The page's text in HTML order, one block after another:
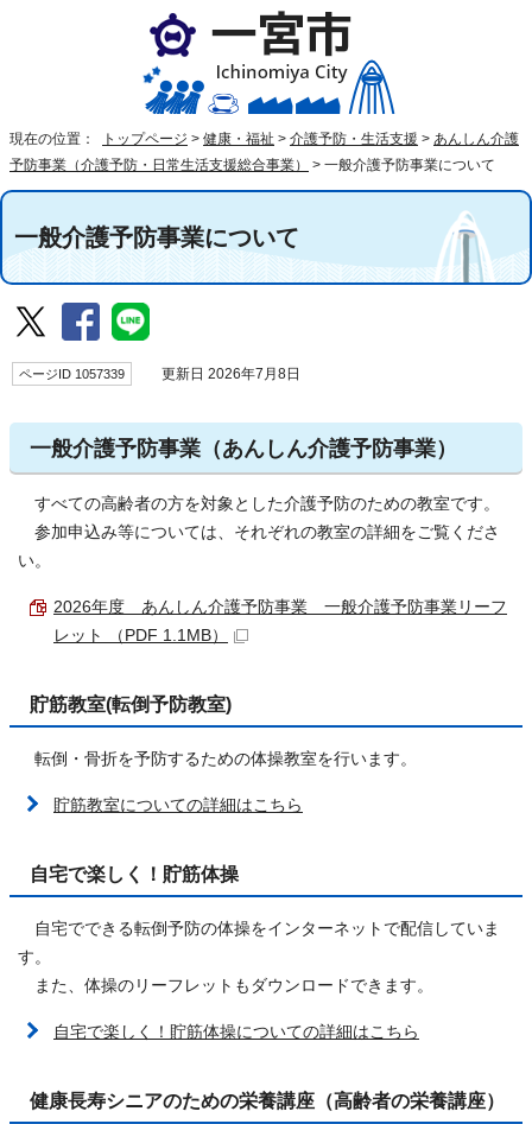
現在の位置： トップページ > 健康・福祉 > 介護予防・生活支援 > あんしん介護
予防事業（介護予防・日常生活支援総合事業）
> 一般介護予防事業について
一般介護予防事業について
ページID 1057339 更新日 2026年7月8日
一般介護予防事業（あんしん介護予防事業）
すべての高齢者の方を対象とした介護予防のための教室です。
参加申込み等については、それぞれの教室の詳細をご覧くださ
い。
2026年度 あんしん介護予防事業 一般介護予防事業リーフ
レット （PDF 1.1MB）
貯筋教室(転倒予防教室)
転倒・骨折を予防するための体操教室を行います。
貯筋教室についての詳細はこちら
自宅で楽しく！貯筋体操
自宅でできる転倒予防の体操をインターネットで配信していま
す。
また、体操のリーフレットもダウンロードできます。
自宅で楽しく！貯筋体操についての詳細はこちら
健康長寿シニアのための栄養講座（高齢者の栄養講座）